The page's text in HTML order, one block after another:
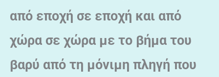
από εποχή σε εποχή και από
χώρα σε χώρα με το βήμα του
βαρύ από τη μόνιμη πληγή που